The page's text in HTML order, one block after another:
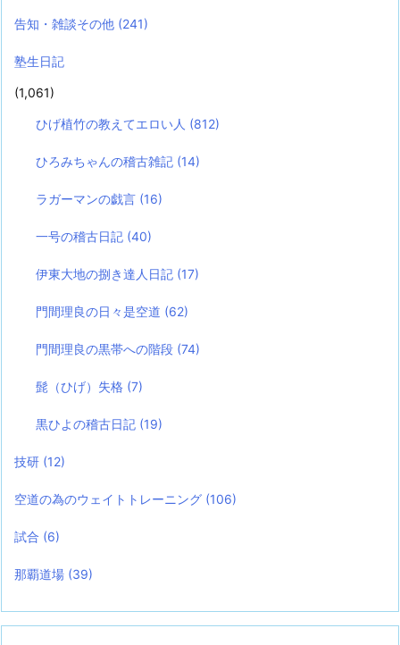
告知・雑談その他 (241)
塾生日記
(1,061)
ひげ植竹の教えてエロい人 (812)
ひろみちゃんの稽古雑記 (14)
ラガーマンの戯言 (16)
一号の稽古日記 (40)
伊東大地の捌き達人日記 (17)
門間理良の日々是空道 (62)
門間理良の黒帯への階段 (74)
髭（ひげ）失格 (7)
黒ひよの稽古日記 (19)
技研 (12)
空道の為のウェイトトレーニング (106)
試合 (6)
那覇道場 (39)